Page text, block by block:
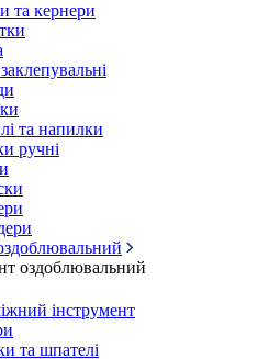
та кернери
та напилки
ручні
оздоблювальний
інструмент
та шпателі